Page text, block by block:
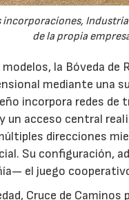
incorporaciones,
de la propia
modelos, la Bóveda
mediante una
incorpora redes de
un acceso central
direcciones
Su configuración,
el juego
Cruce de